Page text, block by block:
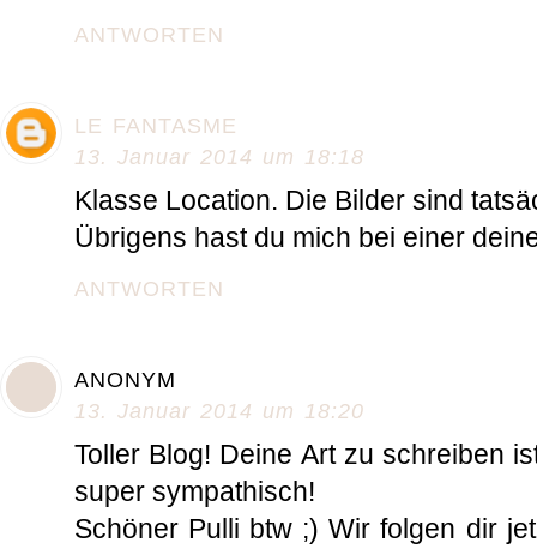
ANTWORTEN
LE FANTASME
13. Januar 2014 um 18:18
Klasse Location. Die Bilder sind
Übrigens hast du mich bei einer
ANTWORTEN
ANONYM
13. Januar 2014 um 18:20
Toller Blog! Deine Art zu schreiben
super sympathisch!
Schöner Pulli btw ;) Wir folgen dir